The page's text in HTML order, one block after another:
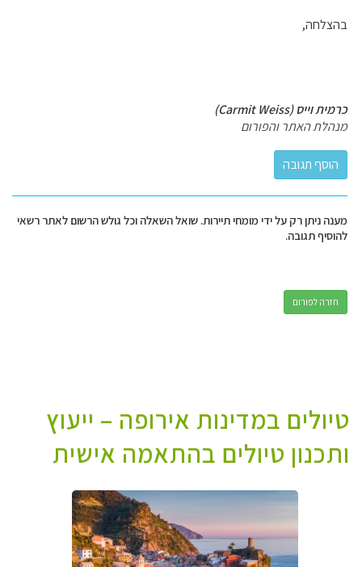
בהצלחה,
כרמית וייס (Carmit Weiss)
מנהלת האתר והפורום
מענה ניתן רק על ידי מומחי תיירות. שואל השאלה וכל גולש הרשום לאתר רשאי
להוסיף תגובה.
חזרה לפורום
טיולים במדינות אירופה – ייעוץ
ותכנון טיולים בהתאמה אישית